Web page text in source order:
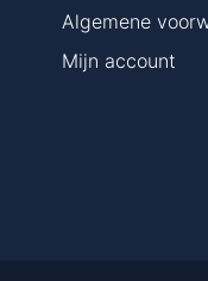
Algemene
Mijn account